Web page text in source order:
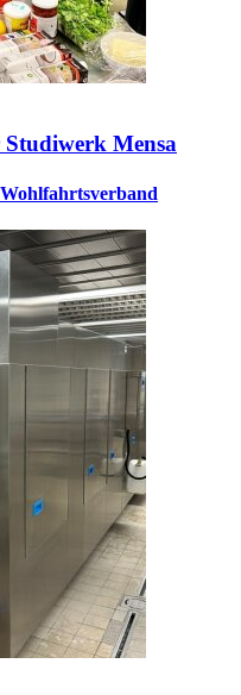
Mensa